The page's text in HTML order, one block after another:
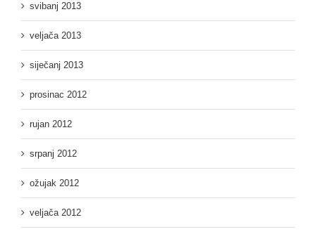
svibanj 2013
veljača 2013
siječanj 2013
prosinac 2012
rujan 2012
srpanj 2012
ožujak 2012
veljača 2012